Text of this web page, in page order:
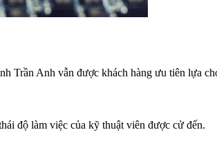
Trần Anh vẫn được khách hàng ưu tiên lựa
độ làm việc của kỹ thuật viên được cử đến.